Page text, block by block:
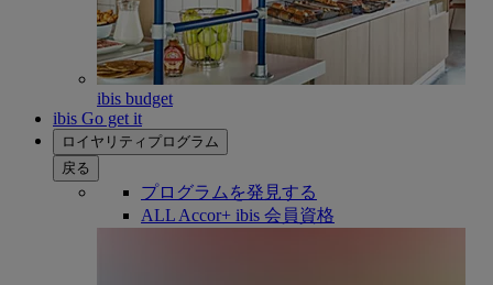
ibis budget
ibis Go get it
ロイヤリティプログラム
戻る
プログラムを発見する
ALL Accor+ ibis 会員資格